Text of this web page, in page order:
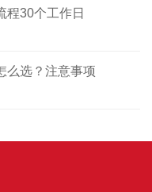
程30个工作日
么选？注意事项